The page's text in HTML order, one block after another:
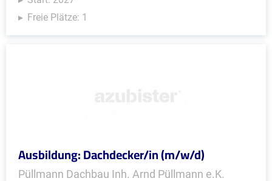
Freie Plätze: 1
Ausbildung: Dachdecker/in (m/w/d)
Püllmann Dachbau Inh. Arnd Püllmann e.K.